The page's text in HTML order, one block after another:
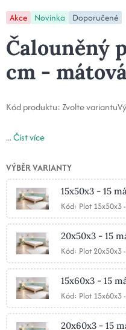
Akce Novinka Doporučené
Čalouněný
cm -
Kód produktu:Zvolte variantu
...Číst více
VÝBĚR VARIANTY
15x50x3 - 15
Kód: Plot 15x50x3
20x50x3 - 15
Kód: Plot 20x50x3
15x60x3 - 15
Kód: Plot 15x60x3
20x60x3 - 15